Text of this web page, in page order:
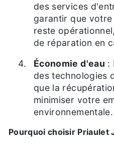
des services
garantir que
reste
de réparation en
Économie d'eau :
des technologies
que la
minimiser votre
environnementale.
Pourquoi choisir Priaulet